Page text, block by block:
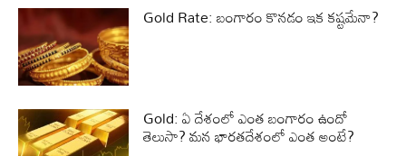
Gold Rate: బంగారం కొనడం ఇక కష్టమేనా?
Gold: ఏ దేశంలో ఎంత బంగారం ఉందో
తెలుసా? మన భారతదేశంలో ఎంత అంటే?